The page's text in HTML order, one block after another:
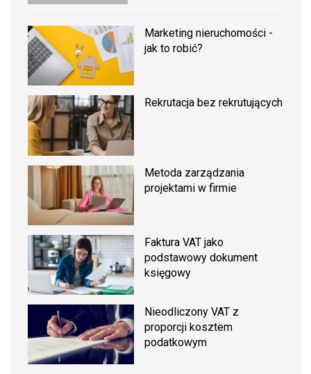
Marketing nieruchomości -
jak to robić?
Rekrutacja bez rekrutujących
Metoda zarządzania
projektami w firmie
Faktura VAT jako
podstawowy dokument
księgowy
Nieodliczony VAT z
proporcji kosztem
podatkowym